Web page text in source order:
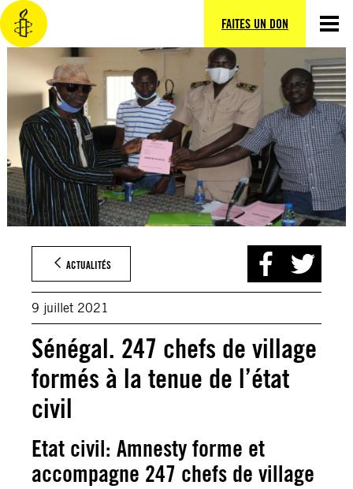
FAITES UN DON
Aller
au
contenu
ACTUALITÉS
9 juillet 2021
Sénégal. 247 chefs de village
formés à la tenue de l’état
civil
Etat civil: Amnesty forme et
accompagne 247 chefs de village